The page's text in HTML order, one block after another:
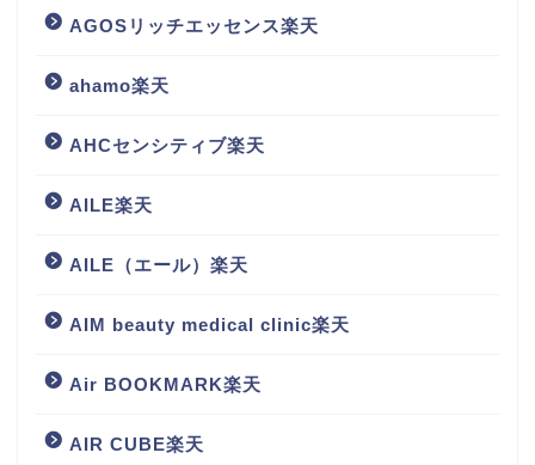
AGOSリッチエッセンス楽天
ahamo楽天
AHCセンシティブ楽天
AILE楽天
AILE（エール）楽天
AIM beauty medical clinic楽天
Air BOOKMARK楽天
AIR CUBE楽天